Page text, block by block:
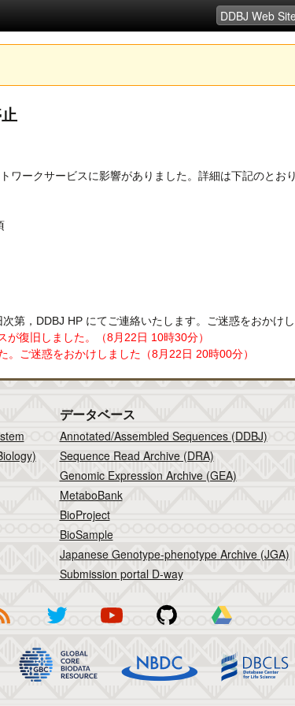
止
ークサービスに影響がありました。詳細は下記のとおり
第，DDBJ HP にてご連絡いたします。ご迷惑をおかけ
が復旧しました。（8月22日 10時30分）
ご迷惑をおかけしました（8月22日 20時00分）
データベース
Annotated/Assembled Sequences (DDBJ)
Sequence Read Archive (DRA)
Genomic Expression Archive (GEA)
MetaboBank
BioProject
BioSample
Japanese Genotype-phenotype Archive (JGA)
Submission portal D-way